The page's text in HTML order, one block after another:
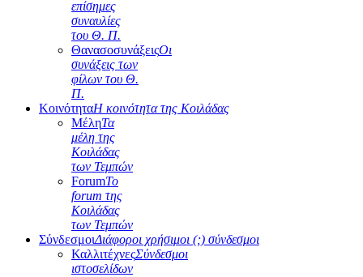
επίσημες
συναυλίες
του Θ. Π.
ΘανασοσυνάξειςΟι
συνάξεις των
φίλων του Θ.
Π.
ΚοινότηταΗ κοινότητα της Κοιλάδας
ΜέληΤα
μέλη της
Κοιλάδας
των Τεμπών
ForumΤο
forum της
Κοιλάδας
των Τεμπών
ΣύνδεσμοιΔιάφοροι χρήσιμοι (;) σύνδεσμοι
ΚαλλιτέχνεςΣύνδεσμοι
ιστοσελίδων